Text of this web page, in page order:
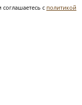
с политикой